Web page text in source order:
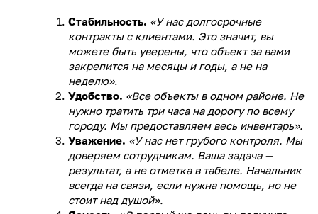
Стабильность. «У нас долгосрочные
контракты с клиентами. Это значит, вы
можете быть уверены, что объект за вами
закрепится на месяцы и годы, а не на
неделю».
Удобство. «Все объекты в одном районе. Не
нужно тратить три часа на дорогу по всему
городу. Мы предоставляем весь инвентарь».
Уважение. «У нас нет грубого контроля. Мы
доверяем сотрудникам. Ваша задача —
результат, а не отметка в табеле. Начальник
всегда на связи, если нужна помощь, но не
стоит над душой».